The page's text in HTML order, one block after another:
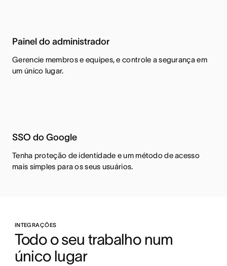
Painel do administrador
Gerencie membros e equipes, e controle a segurança em
um único lugar.
SSO do Google
Tenha proteção de identidade e um método de acesso
mais simples para os seus usuários.
INTEGRAÇÕES
Todo o seu trabalho num
único lugar